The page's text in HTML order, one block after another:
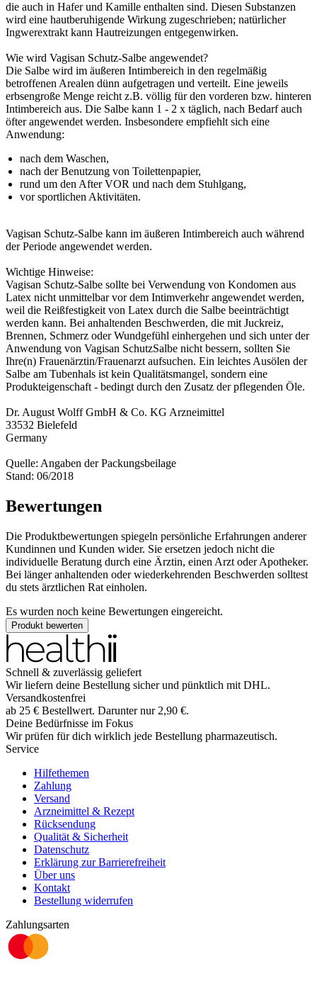
die auch in Hafer und Kamille enthalten sind. Diesen Substanzen
wird eine hautberuhigende Wirkung zugeschrieben; natürlicher
Ingwerextrakt kann Hautreizungen entgegenwirken.
Wie wird Vagisan Schutz-Salbe angewendet?
Die Salbe wird im äußeren Intimbereich in den regelmäßig
betroffenen Arealen dünn aufgetragen und verteilt. Eine jeweils
erbsengroße Menge reicht z.B. völlig für den vorderen bzw. hinteren
Intimbereich aus. Die Salbe kann 1 - 2 x täglich, nach Bedarf auch
öfter angewendet werden. Insbesondere empfiehlt sich eine
Anwendung:
nach dem Waschen,
nach der Benutzung von Toilettenpapier,
rund um den After VOR und nach dem Stuhlgang,
vor sportlichen Aktivitäten.
Vagisan Schutz-Salbe kann im äußeren Intimbereich auch während
der Periode angewendet werden.
Wichtige Hinweise:
Vagisan Schutz-Salbe sollte bei Verwendung von Kondomen aus
Latex nicht unmittelbar vor dem Intimverkehr angewendet werden,
weil die Reißfestigkeit von Latex durch die Salbe beeinträchtigt
werden kann. Bei anhaltenden Beschwerden, die mit Juckreiz,
Brennen, Schmerz oder Wundgefühl einhergehen und sich unter der
Anwendung von Vagisan SchutzSalbe nicht bessern, sollten Sie
Ihre(n) Frauenärztin/Frauenarzt aufsuchen. Ein leichtes Ausölen der
Salbe am Tubenhals ist kein Qualitätsmangel, sondern eine
Produkteigenschaft - bedingt durch den Zusatz der pflegenden Öle.
Dr. August Wolff GmbH & Co. KG Arzneimittel
33532 Bielefeld
Germany
Quelle: Angaben der Packungsbeilage
Stand: 06/2018
Bewertungen
Die Produktbewertungen spiegeln persönliche Erfahrungen anderer
Kundinnen und Kunden wider. Sie ersetzen jedoch nicht die
individuelle Beratung durch eine Ärztin, einen Arzt oder Apotheker.
Bei länger anhaltenden oder wiederkehrenden Beschwerden solltest
du stets ärztlichen Rat einholen.
Es wurden noch keine Bewertungen eingereicht.
Produkt bewerten
Schnell & zuverlässig geliefert
Wir liefern deine Bestellung sicher und pünktlich mit DHL.
Versandkostenfrei
ab 25 € Bestellwert. Darunter nur 2,90 €.
Deine Bedürfnisse im Fokus
Wir prüfen für dich wirklich jede Bestellung pharmazeutisch.
Service
Hilfethemen
Zahlung
Versand
Arzneimittel & Rezept
Rücksendung
Qualität & Sicherheit
Datenschutz
Erklärung zur Barrierefreiheit
Über uns
Kontakt
Bestellung widerrufen
Zahlungsarten